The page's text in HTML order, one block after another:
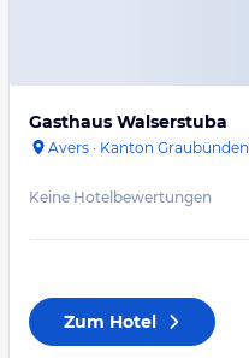
Gasthaus Walserstuba
Avers · Kanton Graubünden
Keine Hotelbewertungen
Zum Hotel